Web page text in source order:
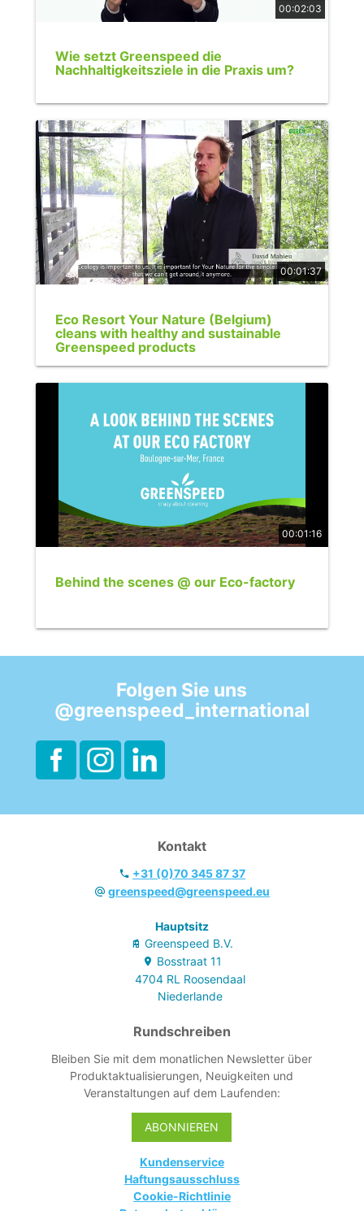
00:02:03
Wie setzt Greenspeed die
Nachhaltigkeitsziele in die Praxis um?
00:01:37
Eco Resort Your Nature (Belgium)
cleans with healthy and sustainable
Greenspeed products
00:01:16
Behind the scenes @ our Eco-factory
Folgen Sie uns
@greenspeed_international
Kontakt
+31 (0)70 345 87 37
greenspeed@greenspeed.eu
Hauptsitz
Greenspeed B.V.
Bosstraat 11
4704 RL Roosendaal
Niederlande
Rundschreiben
Bleiben Sie mit dem monatlichen Newsletter über
Produktaktualisierungen, Neuigkeiten und
Veranstaltungen auf dem Laufenden:
ABONNIEREN
Kundenservice
Haftungsausschluss
Cookie-Richtlinie